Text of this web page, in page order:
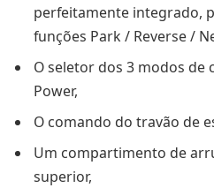
perfeitamente integrado,
funções Park / Reverse /
O seletor dos 3 modos de
Power,
O comando do travão de
Um compartimento de
superior,